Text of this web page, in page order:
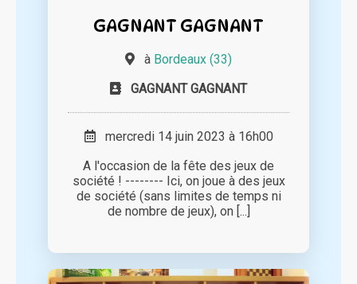
GAGNANT GAGNANT
à Bordeaux (33)
GAGNANT GAGNANT
mercredi 14 juin 2023 à 16h00
A l'occasion de la fête des jeux de
société ! -------- Ici, on joue à des jeux
de société (sans limites de temps ni
de nombre de jeux), on [...]